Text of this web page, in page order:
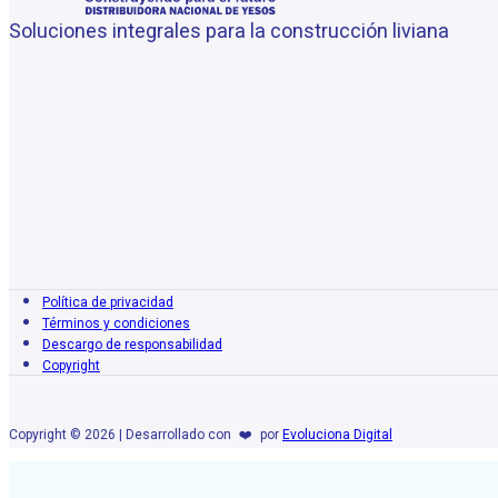
Soluciones integrales para la construcción liviana
Política de privacidad
Términos y condiciones
Descargo de responsabilidad
Copyright
Copyright © 2026 | Desarrollado con ❤️ por Evoluciona Digital